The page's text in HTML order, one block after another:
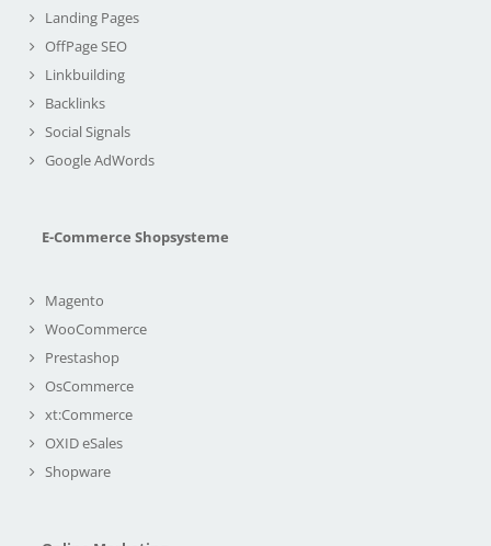
Landing Pages
OffPage SEO
Linkbuilding
Backlinks
Social Signals
Google AdWords
E-Commerce Shopsysteme
Magento
WooCommerce
Prestashop
OsCommerce
xt:Commerce
OXID eSales
Shopware